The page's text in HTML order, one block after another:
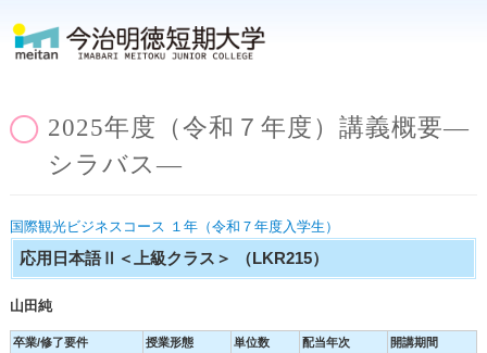
2025年度（令和７年度）講義概要―
シラバス―
国際観光ビジネスコース １年（令和７年度入学生）
応用日本語Ⅱ＜上級クラス＞ （LKR215）
山田純
卒業/修了要件 授業形態 単位数 配当年次
開講期間